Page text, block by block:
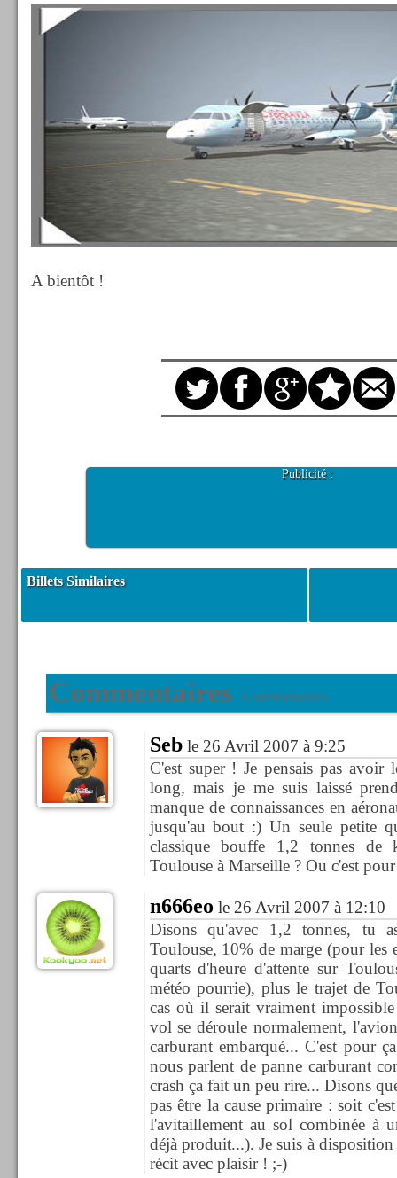
A bientôt !
Publicité :
Billets Similaires
Commentaires 3 commentaires
Seble 26 Avril 2007 à 9:25
C'est super ! Je pensais pas
long, mais je me suis laissé
manque de connaissances en
jusqu'au bout :) Un seule petite
classique bouffe 1,2 tonnes de
Toulouse à Marseille ? Ou c'est
n666eo le 26 Avril 2007 à 12:10
Disons qu'avec 1,2 tonnes, tu
Toulouse, 10% de marge (pour les
quarts d'heure d'attente sur
météo pourrie), plus le trajet de
cas où il serait vraiment
vol se déroule normalement,
carburant embarqué... C'est pour
nous parlent de panne carburant
crash ça fait un peu rire... Disons
pas être la cause primaire : soit
l'avitaillement au sol combinée à
déjà produit...). Je suis à
récit avec plaisir ! ;-)